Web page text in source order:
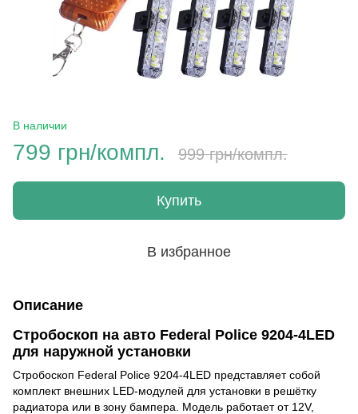
В наличии
799 грн/компл. 999 грн/компл.
Купить
В избранное
Описание
Стробоскоп на авто Federal Police 9204-4LED
для наружной установки
Стробоскоп Federal Police 9204-4LED представляет собой
комплект внешних LED-модулей для установки в решётку
радиатора или в зону бампера. Модель работает от 12V,